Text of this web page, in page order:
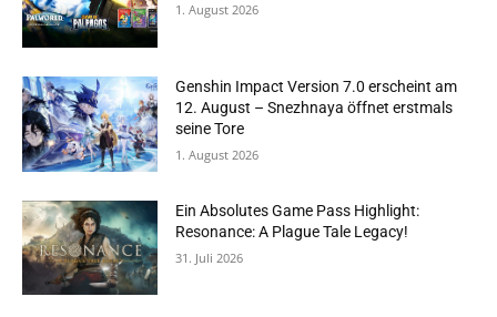
1. August 2026
Genshin Impact Version 7.0 erscheint am
12. August – Snezhnaya öffnet erstmals
seine Tore
1. August 2026
Ein Absolutes Game Pass Highlight:
Resonance: A Plague Tale Legacy!
31. Juli 2026